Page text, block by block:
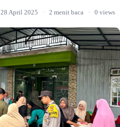
28 April 2025 · 2 menit baca · 0 views